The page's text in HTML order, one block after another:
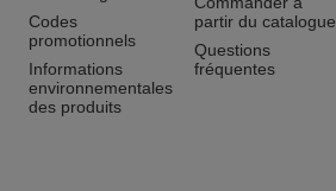
Codes
promotionnels
Informations
environnementales
des produits
partir du catalogue
Questions
fréquentes